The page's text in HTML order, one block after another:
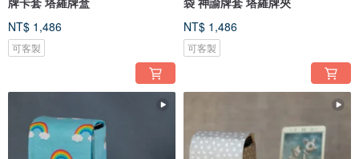
NT$ 1,486
可客製
NT$ 1,486
可客製